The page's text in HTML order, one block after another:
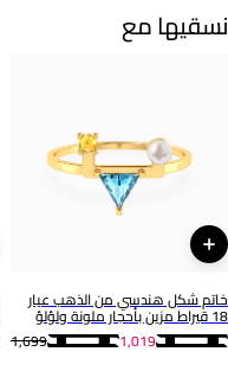
ذهب أصفر 18 قيراط
نسقيها مع
خاتم شكل هندسي من الذهب عيار
18 قيراط مزين بأحجار ملونة ولؤلؤ
1,699
1,019